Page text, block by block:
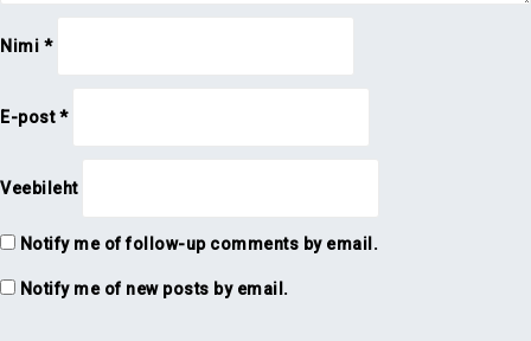
Nimi *
E-post*
Veebileht
Notify me of follow-up comments by email.
Notify me of new posts by email.